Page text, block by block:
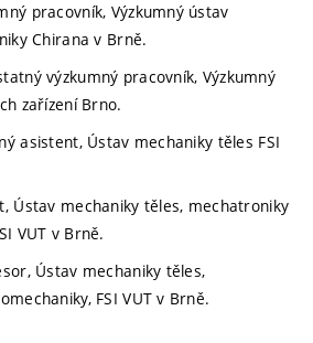
pracovník, Výzkumný ústav
Chirana v Brně.
výzkumný pracovník, Výzkumný
zařízení Brno.
asistent, Ústav mechaniky těles FSI
Ústav mechaniky těles, mechatroniky
VUT v Brně.
Ústav mechaniky těles,
FSI VUT v Brně.